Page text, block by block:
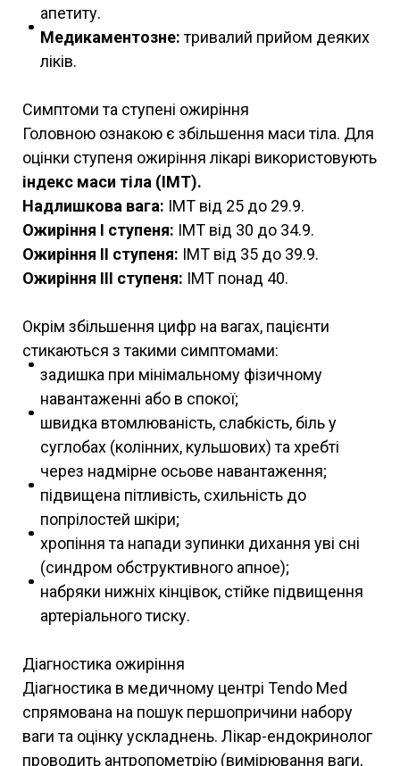
апетиту.
Медикаментозне:тривалий прийом деяких
ліків.
Симптоми та ступені ожиріння
Головною ознакою є збільшення маси тіла. Для
оцінки ступеня ожиріння лікарі використовують
індекс маси тіла (ІМТ).
Надлишкова вага: ІМТ від 25 до 29.9.
Ожиріння I ступеня: ІМТ від 30 до 34.9.
Ожиріння II ступеня: ІМТ від 35 до 39.9.
Ожиріння III ступеня: ІМТ понад 40.
Окрім збільшення цифр на вагах, пацієнти
стикаються з такими симптомами:
задишка при мінімальному фізичному
навантаженні або в спокої;
швидка втомлюваність, слабкість, біль у
суглобах (колінних, кульшових) та хребті
через надмірне осьове навантаження;
підвищена пітливість, схильність до
попрілостей шкіри;
хропіння та напади зупинки дихання уві сні
(синдром обструктивного апное);
набряки нижніх кінцівок, стійке підвищення
артеріального тиску.
Діагностика ожиріння
Діагностика в медичному центрі Tendo Med
спрямована на пошук першопричини набору
ваги та оцінку ускладнень. Лікар-ендокринолог
проводить антропометрію (вимірювання ваги,